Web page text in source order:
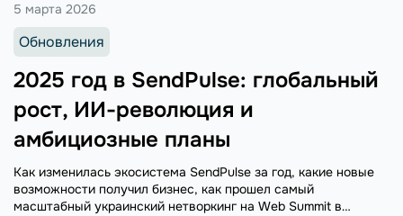
2025 год в SendPulse: глобальный
рост, ИИ-революция и
амбициозные планы
5 марта 2026
Обновления
Как изменилась экосистема SendPulse за год, какие новые
возможности получил бизнес, как прошел самый
масштабный украинский нетворкинг на Web Summit в